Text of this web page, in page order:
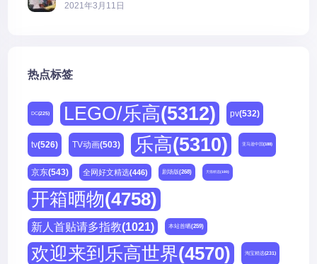
2021年3月11日
热点标签
DC(225) LEGO/乐高(5312) pv(532)
tv(526) TV动画(503) 乐高(5310) 亚马逊中国(188)
京东(543) 全网好文精选(446) 剧场版(268) 天猫精选(180)
开箱晒物(4758)
新人首贴请多指教(1021) 本站首晒(259)
欢迎来到乐高世界(4570) 淘宝精选(231)